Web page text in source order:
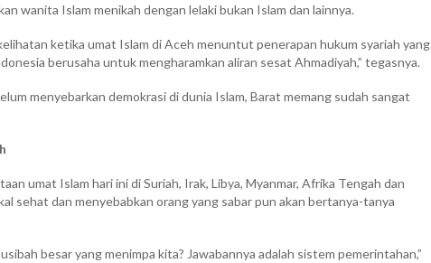
wanita Islam menikah dengan lelaki bukan Islam dan lainnya.
ketika umat Islam di Aceh menuntut penerapan hukum syariah yang
berusaha untuk mengharamkan aliran sesat Ahmadiyah,” tegasnya.
menyebarkan demokrasi di dunia Islam, Barat memang sudah sangat
umat Islam hari ini di Suriah, Irak, Libya, Myanmar, Afrika Tengah dan
sehat dan menyebabkan orang yang sabar pun akan bertanya-tanya
besar yang menimpa kita? Jawabannya adalah sistem pemerintahan,”